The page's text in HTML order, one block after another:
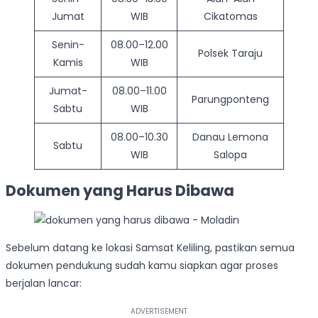
Jumat
WIB
Cikatomas
Senin-
Kamis
08.00–12.00
WIB
Polsek Taraju
Jumat-
Sabtu
08.00–11.00
WIB
Parungponteng
Sabtu
08.00–10.30
WIB
Danau Lemona
Salopa
Dokumen yang Harus Dibawa
Sebelum datang ke lokasi Samsat Keliling, pastikan semua
dokumen pendukung sudah kamu siapkan agar proses
berjalan lancar: